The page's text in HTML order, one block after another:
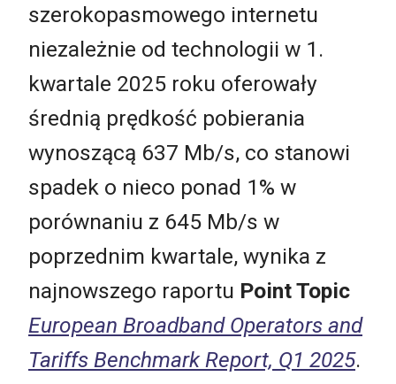
szerokopasmowego internetu
niezależnie od technologii w 1.
kwartale 2025 roku oferowały
średnią prędkość pobierania
wynoszącą 637 Mb/s, co stanowi
spadek o nieco ponad 1% w
porównaniu z 645 Mb/s w
poprzednim kwartale, wynika z
najnowszego raportu Point Topic
European Broadband Operators and
Tariffs Benchmark Report, Q1 2025.